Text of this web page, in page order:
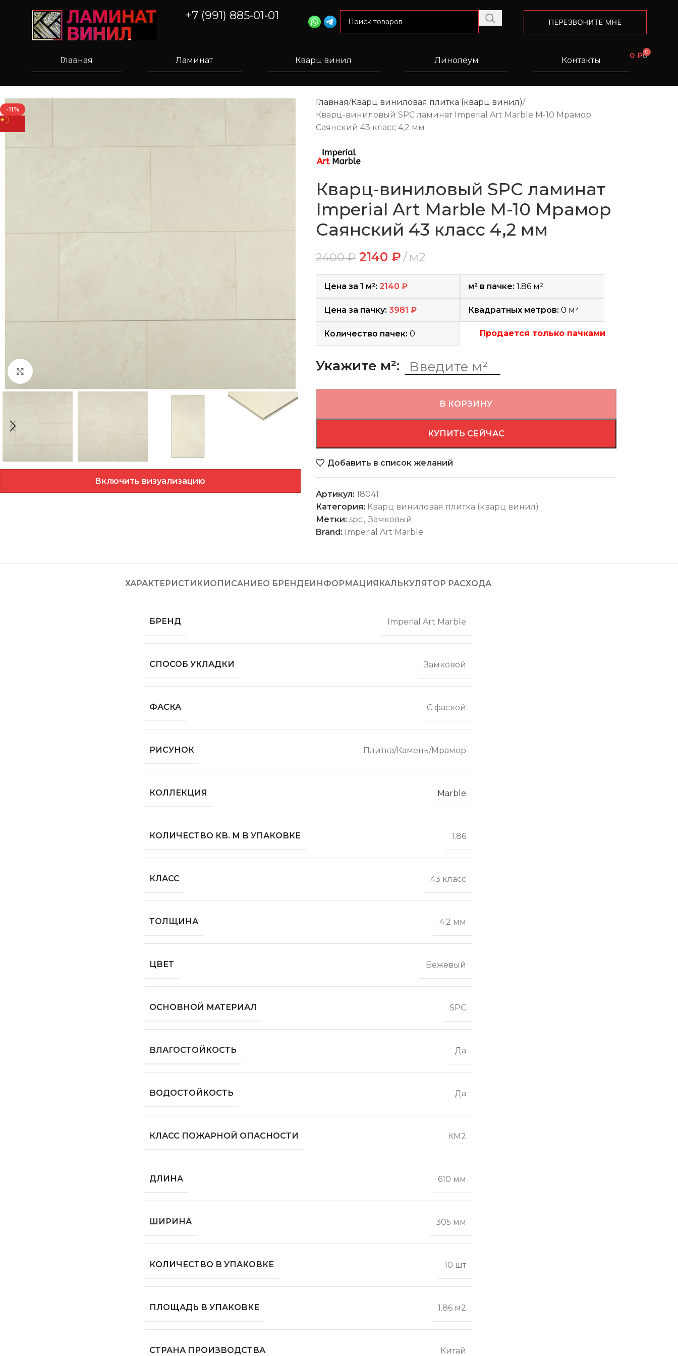
+7 (991) 885‑01‑01 ПЕРЕЗВОНИТЕ МНЕ
Главная Ламинат Кварц винил Линолеум Контакты
0 ₽ 0
-11%
Включить визуализацию
Главная Кварц виниловая плитка (кварц винил)
Кварц-виниловый SPC ламинат Imperial Art Marble M-10 Мрамор
Саянский 43 класс 4,2 мм
Кварц-виниловый SPC ламинат
Imperial Art Marble M-10 Мрамор
Саянский 43 класс 4,2 мм
2400₽ 2140 ₽ м2
Цена за 1 м²: 2140 ₽ м² в пачке: 1.86 м²
Цена за пачку: 3981 ₽ Квадратных метров: 0 м²
Количество пачек: 0 Продается только пачками
Укажите м²:
В КОРЗИНУ
КУПИТЬ СЕЙЧАС
Добавить в список желаний
Артикул: 18041
Категория: Кварц виниловая плитка (кварц винил)
Метки: spc, Замковый
Brand: Imperial Art Marble
ХАРАКТЕРИСТИКИОПИСАНИЕО БРЕНДЕИНФОРМАЦИЯ КАЛЬКУЛЯТОР РАСХОДА
БРЕНД Imperial Art Marble
СПОСОБ УКЛАДКИ Замковой
ФАСКА С фаской
РИСУНОК Плитка/Камень/Мрамор
КОЛЛЕКЦИЯ Marble
КОЛИЧЕСТВО КВ. М В УПАКОВКЕ 1.86
КЛАСС 43 класс
ТОЛЩИНА 4.2 мм
ЦВЕТ Бежевый
ОСНОВНОЙ МАТЕРИАЛ SPC
ВЛАГОСТОЙКОСТЬ Да
ВОДОСТОЙКОСТЬ Да
КЛАСС ПОЖАРНОЙ ОПАСНОСТИ КМ2
ДЛИНА 610 мм
ШИРИНА 305 мм
КОЛИЧЕСТВО В УПАКОВКЕ 10 шт
ПЛОЩАДЬ В УПАКОВКЕ 1.86 м2
СТРАНА ПРОИЗВОДСТВА Китай